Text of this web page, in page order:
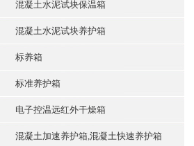
混凝土水泥试块保温箱
混凝土水泥试块养护箱
标养箱
标准养护箱
电子控温远红外干燥箱
混凝土加速养护箱,混凝土快速养护箱